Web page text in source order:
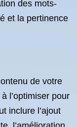
des mots-
et la pertinence
de votre
l’optimiser pour
inclure l’ajout